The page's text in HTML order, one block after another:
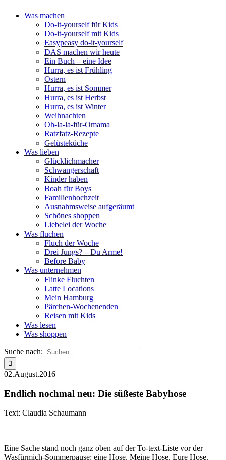
Was machen
Do-it-yourself für Kids
Do-it-yourself mit Kids
Easypeasy do-it-yourself
DAS machen wir heute
Ein Buch – eine Idee
Hurra, es ist Frühling
Ostern
Hurra, es ist Sommer
Hurra, es ist Herbst
Hurra, es ist Winter
Weihnachten
Oh-la-la-für-Omama
Ratzfatz-Rezepte
Gelüsteküche
Was lieben
Glücklichmacher
Schwangerschaft
Kinder haben
Boah für Boys
Familienhochzeit
Ausnahmsweise aufgeräumt
Schönes shoppen
Liebelei der Woche
Was fluchen
Fluch der Woche
Drei Jungs? – Du Arme!
Before Baby
Was unternehmen
Flinke Fluchten
Latte Locations
Mein Hamburg
Pärchen-Wochenenden
Reisen mit Kids
Was lesen
Was shoppen
Suche nach:
02.August.2016
Endlich nochmal neu: Die süßeste Babyhose
Text: Claudia Schaumann
Eine Sache stand noch ganz oben auf der To-text-Liste vor der
Wasfürmich-Sommerpause: eine Hose. Meine Hose. Eure Hose.